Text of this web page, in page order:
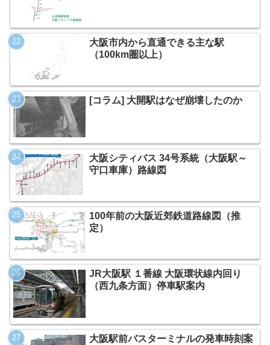
大阪市内から直通できる主な駅
（100km圏以上）
[コラム] 大開駅はなぜ崩壊したのか
大阪シティバス 34号系統（大阪駅～
守口車庫）路線図
100年前の大阪近郊鉄道路線図（推
定）
JR大阪駅 １番線 大阪環状線内回り
（西九条方面）停車駅案内
大阪駅前バスターミナルの発車時刻案